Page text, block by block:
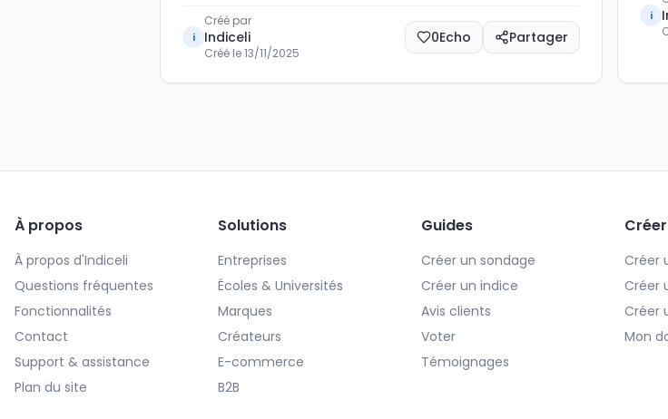
i
Créé par
Indiceli
Créé le13/11/2025
0Echo Partager
i
À propos
À propos d'Indiceli
Questions fréquentes
Fonctionnalités
Contact
Support & assistance
Plan du site
Solutions
Entreprises
Écoles & Universités
Marques
Créateurs
E-commerce
B2B
Guides
Créer un sondage
Créer un indice
Avis clients
Voter
Témoignages
Créer
Créer
Créer
Créer
Mon